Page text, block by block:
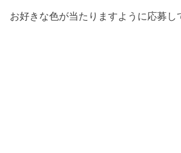
お好きな色が当たりますように応募し